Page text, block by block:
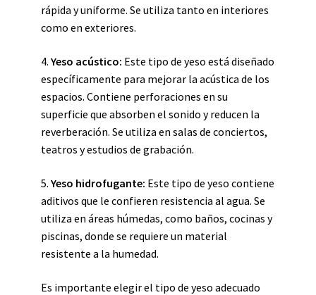
rápida y uniforme. Se utiliza tanto en interiores
como en exteriores.
4. Yeso acústico: Este tipo de yeso está diseñado
específicamente para mejorar la acústica de los
espacios. Contiene perforaciones en su
superficie que absorben el sonido y reducen la
reverberación. Se utiliza en salas de conciertos,
teatros y estudios de grabación.
5. Yeso hidrofugante: Este tipo de yeso contiene
aditivos que le confieren resistencia al agua. Se
utiliza en áreas húmedas, como baños, cocinas y
piscinas, donde se requiere un material
resistente a la humedad.
Es importante elegir el tipo de yeso adecuado